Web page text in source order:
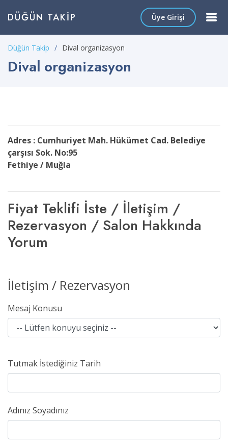
DÜĞÜN TAKIP Üye Girişi
Düğün Takip Dival organizasyon
Dival organizasyon
Adres : Cumhuriyet Mah. Hükümet Cad. Belediye
çarşısı Sok. No:95
Fethiye / Muğla
Fiyat Teklifi İste / İletişim /
Rezervasyon / Salon Hakkında
Yorum
İletişim / Rezervasyon
Mesaj Konusu
Tutmak İstediğiniz Tarih
Adınız Soyadınız